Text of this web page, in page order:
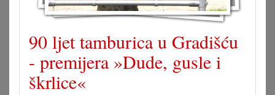
90 ljet tamburica u Gradišću
- premijera »Dude, gusle i
škrlice«